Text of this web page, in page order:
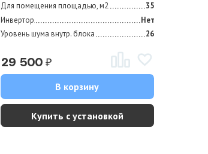
Для помещения площадью, м2
35
Инвертор
Нет
Уровень шума внутр. блока
26
29 500 ₽
В корзину
Купить с установкой